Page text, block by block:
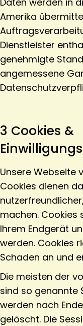
Amerika
Dienstleister
genehmigte
angemessene
3 Cookies &
Unsere Webseite
Cookies dienen
machen. Cookies
Ihrem Endgerät
werden. Cookies
Schaden an und
Die meisten der
sind so genannte
werden nach
gelöscht. Die